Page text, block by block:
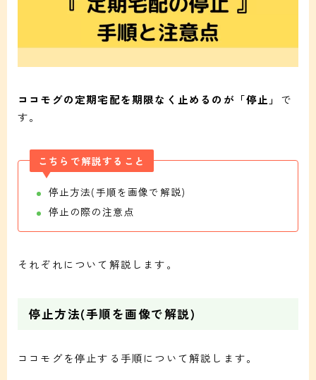
ココモグの定期宅配を期限なく止めるのが「停止」 で
す。
こちらで解説すること
停止方法(手順を画像で解説)
停止の際の注意点
それぞれについて解説します。
停止方法(手順を画像で解説)
ココモグを停止する手順について解説します。